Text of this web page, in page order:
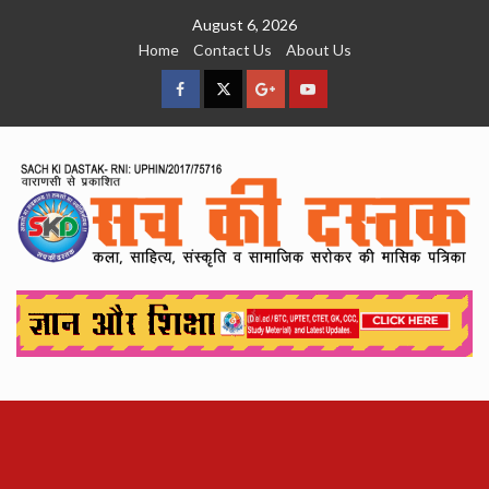
August 6, 2026
Home
Contact Us About Us
facebookTwitterGoogleYouTube